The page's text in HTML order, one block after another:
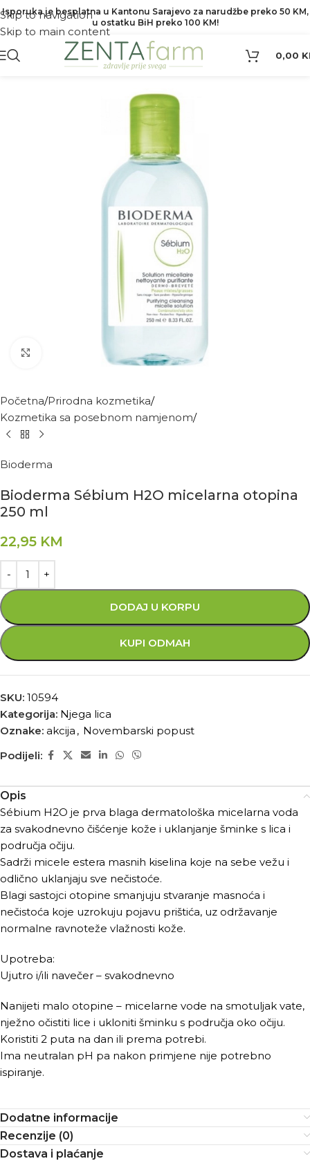
Skip to navigation
Skip to main content
Isporuka je besplatna u Kantonu Sarajevo za narudžbe preko 50 KM,
u ostatku BiH preko 100 KM!
0,00
Kliknite za povećanje
Početna Prirodna kozmetika
Kozmetika sa posebnom namjenom
Bioderma
Bioderma Sébium H2O micelarna otopina
250 ml
22,95 KM
DODAJ U KORPU
KUPI ODMAH
SKU: 10594
Kategorija: Njega lica
Oznake: akcija , Novembarski popust
Podijeli:
Opis
Sébium H2O je prva blaga dermatološka micelarna voda
za svakodnevno čišćenje kože i uklanjanje šminke s lica i
područja očiju.
Sadrži micele estera masnih kiselina koje na sebe vežu i
odlično uklanjaju sve nečistoće.
Blagi sastojci otopine smanjuju stvaranje masnoća i
nečistoća koje uzrokuju pojavu prištića, uz održavanje
normalne ravnoteže vlažnosti kože.
Upotreba:
Ujutro i/ili navečer – svakodnevno
Nanijeti malo otopine – micelarne vode na smotuljak vate,
nježno očistiti lice i ukloniti šminku s područja oko očiju.
Koristiti 2 puta na dan ili prema potrebi.
Ima neutralan pH pa nakon primjene nije potrebno
ispiranje.
Dodatne informacije
Recenzije (0)
Dostava i plaćanje